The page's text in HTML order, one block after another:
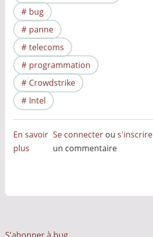
bug
panne
telecoms
programmation
Crowdstrike
Intel
En savoir
plus
Quand
Se connecter ous'inscrire
un commentaire